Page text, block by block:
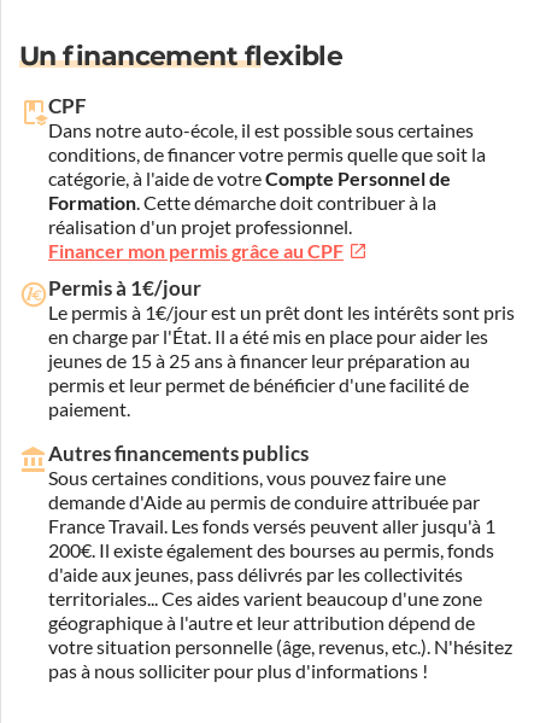
Un financement flexible
CPF
Dans notre auto-école, il est possible sous certaines
conditions, de financer votre permis quelle que soit la
catégorie, à l'aide de votreCompte Personnel de
Formation. Cette démarche doit contribuer à la
réalisation d'un projet professionnel.
Financer mon permis grâce au CPF
Permis à 1€/jour
Le permis à 1€/jour est un prêt dont les intérêts sont pris
en charge par l'État. Il a été mis en place pour aider les
jeunes de 15 à 25 ans à financer leur préparation au
permis et leur permet de bénéficier d'une facilité de
paiement.
Autres financements publics
Sous certaines conditions, vous pouvez faire une
demande d'Aide au permis de conduire attribuée par
France Travail. Les fonds versés peuvent aller jusqu'à 1
200€. Il existe également des bourses au permis, fonds
d'aide aux jeunes, pass délivrés par les collectivités
territoriales... Ces aides varient beaucoup d'une zone
géographique à l'autre et leur attribution dépend de
votre situation personnelle (âge, revenus, etc.). N'hésitez
pas à nous solliciter pour plus d'informations !